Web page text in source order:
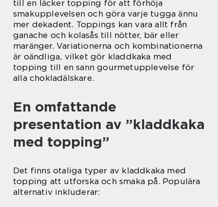
till en läcker topping för att förhöja
smakupplevelsen och göra varje tugga ännu
mer dekadent. Toppings kan vara allt från
ganache och kolasås till nötter, bär eller
maränger. Variationerna och kombinationerna
är oändliga, vilket gör kladdkaka med
topping till en sann gourmetupplevelse för
alla chokladälskare.
En omfattande
presentation av ”kladdkaka
med topping”
Det finns otaliga typer av kladdkaka med
topping att utforska och smaka på. Populära
alternativ inkluderar: